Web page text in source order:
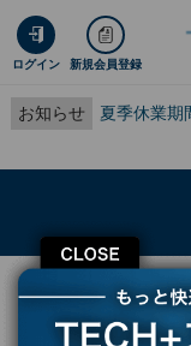
ログイン 新規会員登録
お知らせ 夏季休業期
TECH+ テクノロジー
XRISM、スターバースト